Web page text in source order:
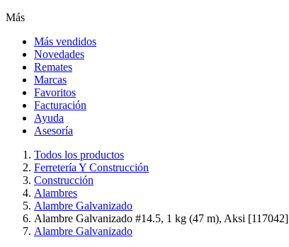
Más
Más vendidos
Novedades
Remates
Marcas
Favoritos
Facturación
Ayuda
Asesoría
Todos los productos
Ferretería Y Construcción
Construcción
Alambres
Alambre Galvanizado
Alambre Galvanizado #14.5, 1 kg (47 m), Aksi [117042]
Alambre Galvanizado